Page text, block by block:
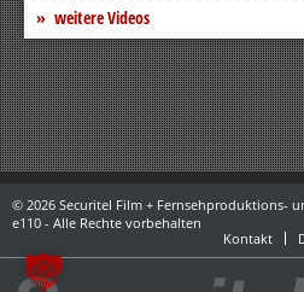
weitere Videos
© 2026 Securitel Film + Fernsehproduktions-
e110 - Alle Rechte vorbehalten
Kontakt